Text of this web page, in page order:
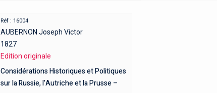
Réf : 16004
AUBERNON Joseph Victor
1827
Edition originale
Considérations Historiques et Politiques
sur la Russie, l’Autriche et la Prusse –